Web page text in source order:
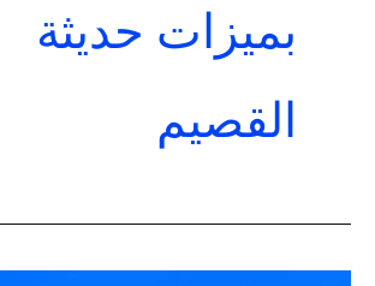
بميزات حديثة
القصيم